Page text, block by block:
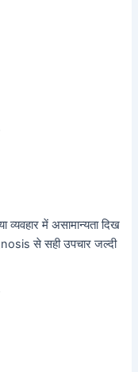
व्यवहार में असामान्यता दिख
से सही उपचार जल्दी